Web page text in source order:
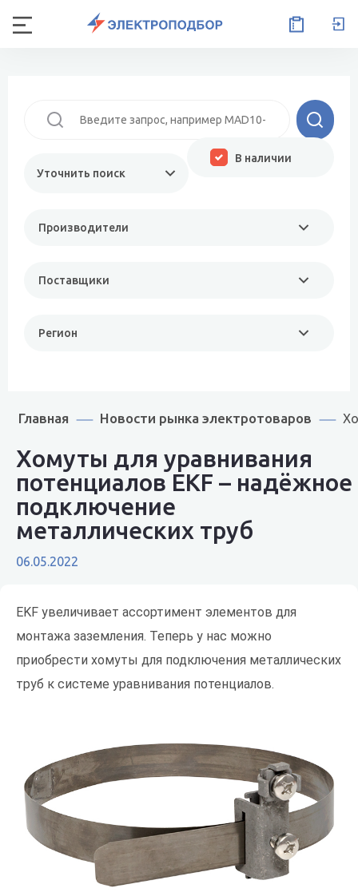
Уточнить поиск
Производители
Поставщики
Регион
В наличии
Главная Новости рынка электротоваров
Хомуты для уравнивания
потенциалов EKF – надёжное
подключение
металлических труб
06.05.2022
EKF увеличивает ассортимент элементов для
монтажа заземления. Теперь у нас можно
приобрести хомуты для подключения металлических
труб к системе уравнивания потенциалов.